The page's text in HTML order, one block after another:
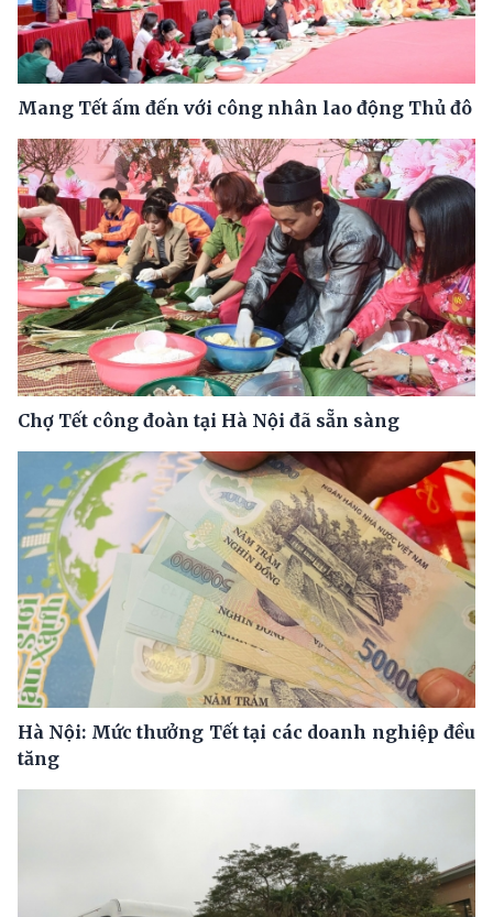
Mang Tết ấm đến với công nhân lao động Thủ đô
Chợ Tết công đoàn tại Hà Nội đã sẵn sàng
Hà Nội: Mức thưởng Tết tại các doanh nghiệp đều
tăng